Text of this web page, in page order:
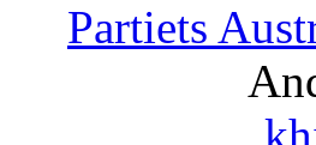
Partiets